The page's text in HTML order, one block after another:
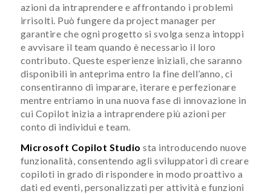
azioni da intraprendere e affrontando i problemi
irrisolti. Può fungere da project manager per
garantire che ogni progetto si svolga senza intoppi
e avvisare il team quando è necessario il loro
contributo. Queste esperienze iniziali, che saranno
disponibili in anteprima entro la fine dell’anno, ci
consentiranno di imparare, iterare e perfezionare
mentre entriamo in una nuova fase di innovazione in
cui Copilot inizia a intraprendere più azioni per
conto di individui e team.
Microsoft Copilot Studio sta introducendo nuove
funzionalità, consentendo agli sviluppatori di creare
copiloti in grado di rispondere in modo proattivo a
dati ed eventi, personalizzati per attività e funzioni